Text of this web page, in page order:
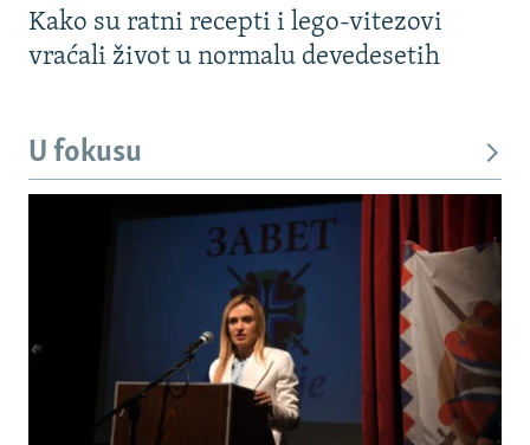
Kako su ratni recepti i lego-vitezovi
vraćali život u normalu devedesetih
U fokusu